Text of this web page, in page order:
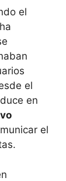
el
el
en
el